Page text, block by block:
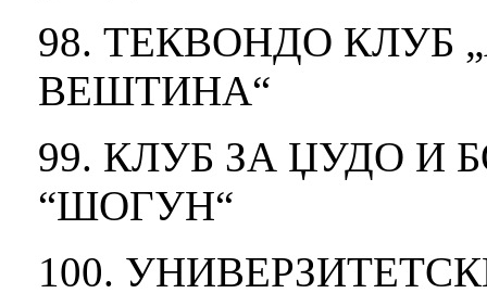
98. ТЕКВОНДО КЛУБ
ВЕШТИНА“
99. КЛУБ ЗА ЏУДО И
“ШОГУН“
100.